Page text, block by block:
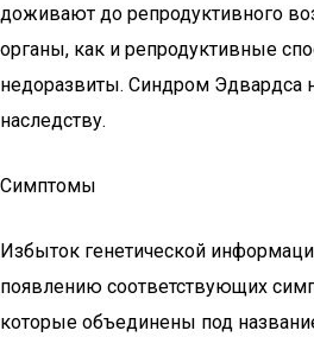
доживают до репродуктивного
органы, как и репродуктивные
недоразвиты. Синдром Эдвардса
наследству.
Симптомы
Избыток генетической
появлению соответствующих
которые объединены под